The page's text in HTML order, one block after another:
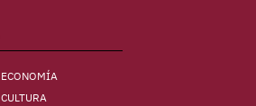
ECONOMÍA
CULTURA